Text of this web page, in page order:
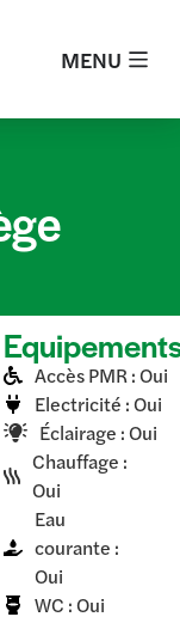
MENU
Accès PMR : Oui
Electricité : Oui
Éclairage : Oui
Chauffage :
Oui
Eau
courante :
Oui
WC : Oui